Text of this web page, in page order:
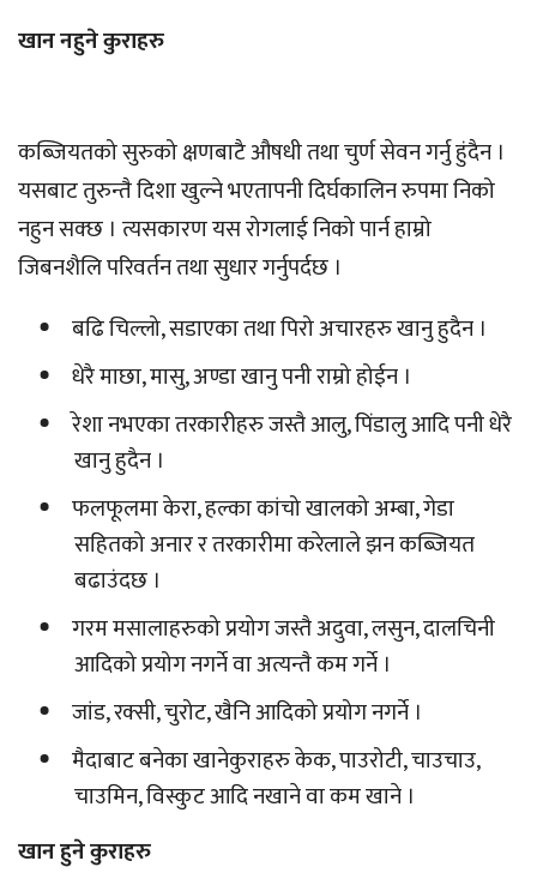
खान नहुने कुराहरु
कब्जियतको सुरुको क्षणबाटै औषधी तथा चुर्ण सेवन गर्नु हुंदैन ।
यसबाट तुरुन्तै दिशा खुल्ने भएतापनी दिर्घकालिन रुपमा निको
नहुन सक्छ । त्यसकारण यस रोगलाई निको पार्न हाम्रो
जिबनशैलि परिवर्तन तथा सुधार गर्नुपर्दछ ।
बढि चिल्लो, सडाएका तथा पिरो अचारहरु खानु हुदैन ।
धेरै माछा, मासु, अण्डा खानु पनी राम्रो होईन ।
रेशा नभएका तरकारीहरु जस्तै आलु, पिंडालु आदि पनी धेरै
खानु हुदैन ।
फलफूलमा केरा, हल्का कांचो खालको अम्बा, गेडा
सहितको अनार र तरकारीमा करेलाले झन कब्जियत
बढाउंदछ ।
गरम मसालाहरुको प्रयोग जस्तै अदुवा, लसुन, दालचिनी
आदिको प्रयोग नगर्ने वा अत्यन्तै कम गर्ने ।
जांड, रक्सी, चुरोट, खैनि आदिको प्रयोग नगर्ने ।
मैदाबाट बनेका खानेकुराहरु केक, पाउरोटी, चाउचाउ,
चाउमिन, विस्कुट आदि नखाने वा कम खाने ।
खान हुने कुराहरु